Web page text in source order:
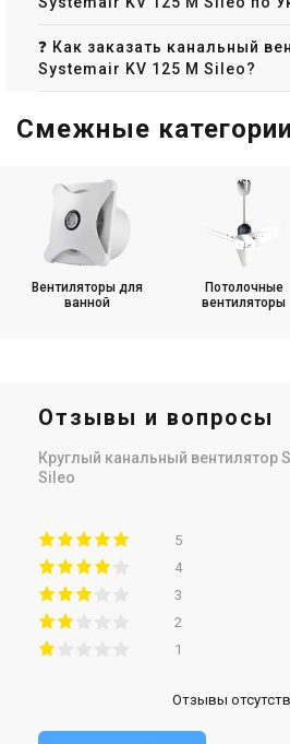
❓ Как заказать канальный
Systemair KV 125 M Sileo?
Смежные категории
Вентиляторы для
ванной
Потолочные
вентиляторы
Отзывы и вопросы
Круглый канальный вентилятор
Sileo
5
4
3
2
1
Отзывы